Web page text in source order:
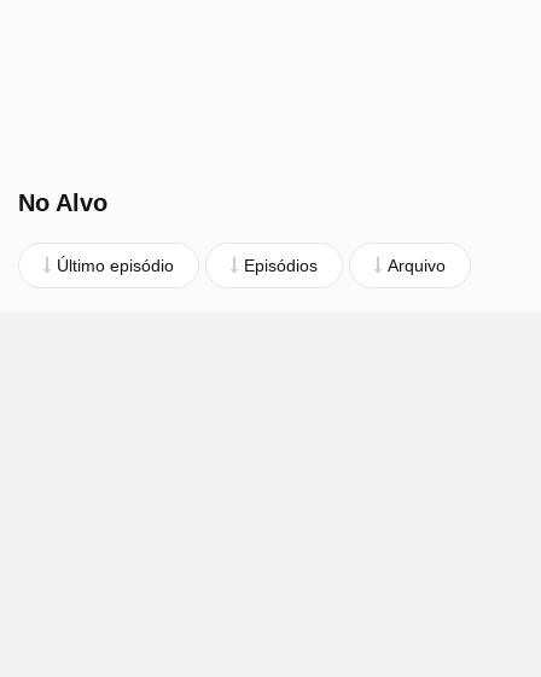
No Alvo
Último episódio Episódios Arquivo